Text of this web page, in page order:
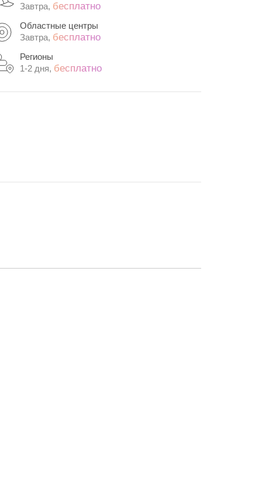
Завтра, бесплатно
Областные центры
Завтра, бесплатно
Регионы
1-2 дня, бесплатно